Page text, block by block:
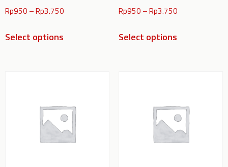
Rp950 –Rp3.750
Select options
Rp950 –Rp3.750
Select options